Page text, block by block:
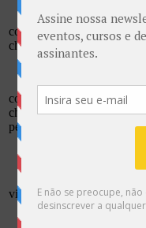
cookielawinfo-
checkbox-necessary
11
cookielawinfo-
checkbox-
performance
11
viewed_cookie_policy
11